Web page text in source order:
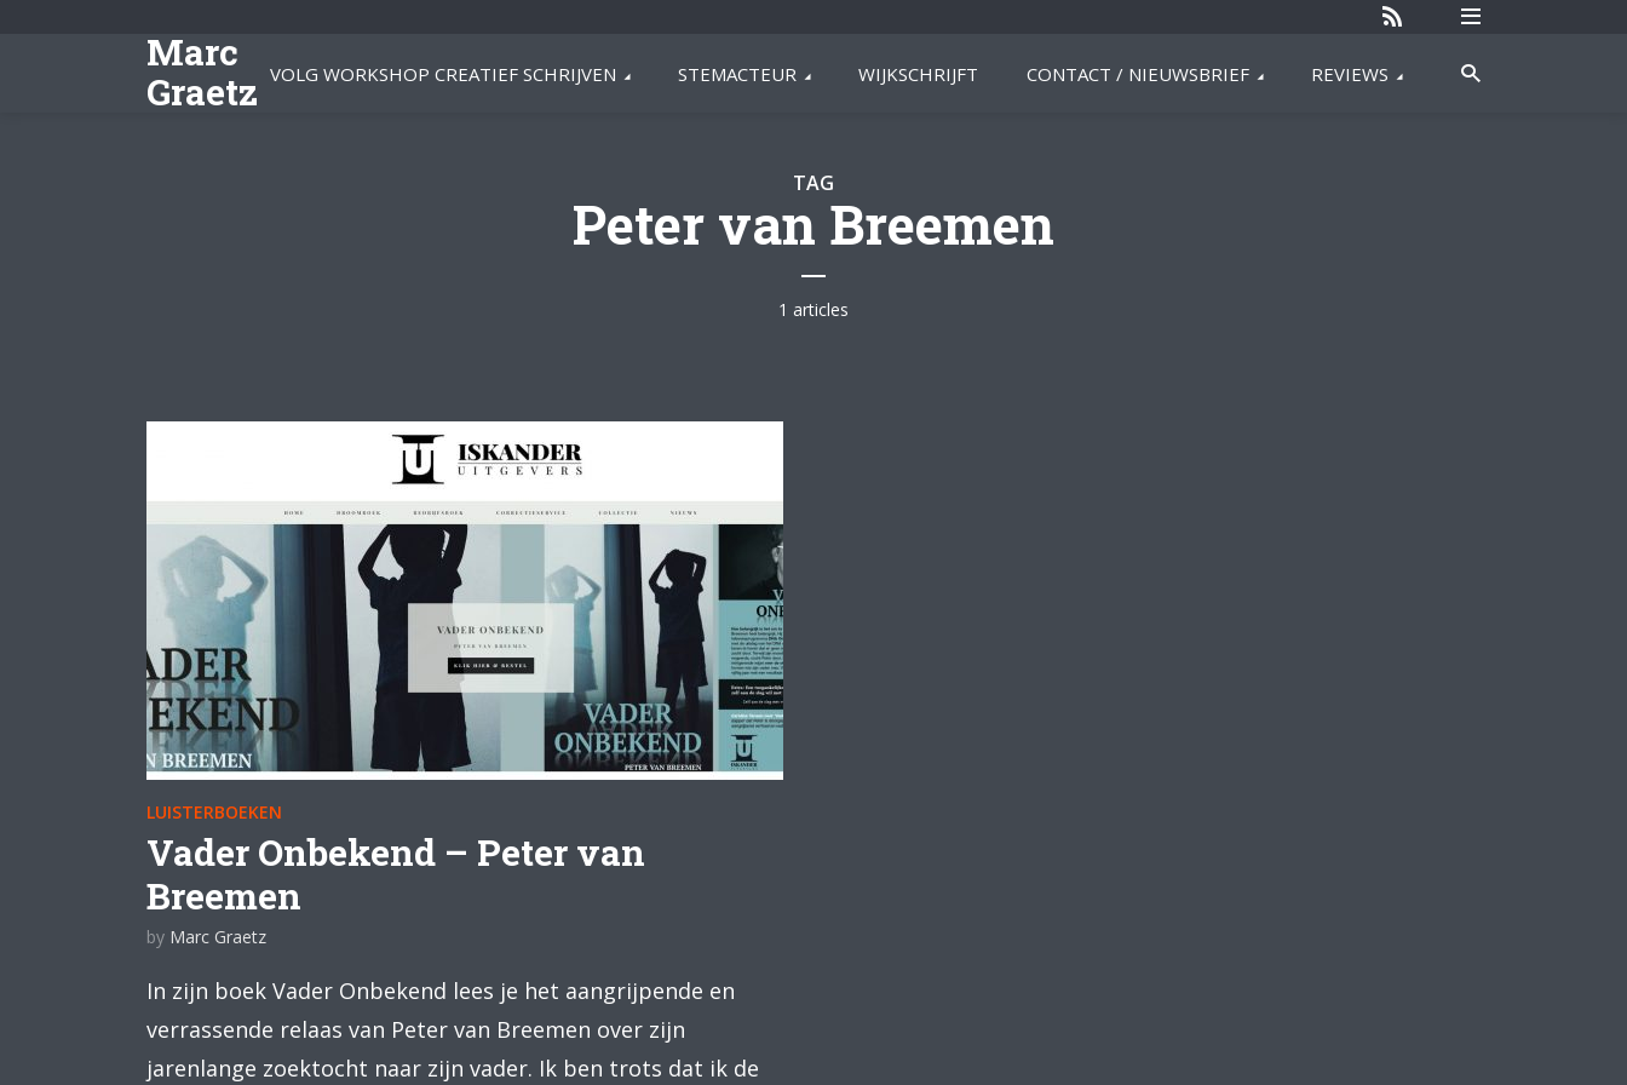
Marc
Graetz VOLG WORKSHOP CREATIEF SCHRIJVEN STEMACTEUR WIJKSCHRIJFT CONTACT / NIEUWSBRIEF REVIEWS
TAG
Peter van Breemen
1 articles
LUISTERBOEKEN
Vader Onbekend – Peter van
Breemen
by Marc Graetz
In zijn boek Vader Onbekend lees je het aangrijpende en
verrassende relaas van Peter van Breemen over zijn
jarenlange zoektocht naar zijn vader. Ik ben trots dat ik de